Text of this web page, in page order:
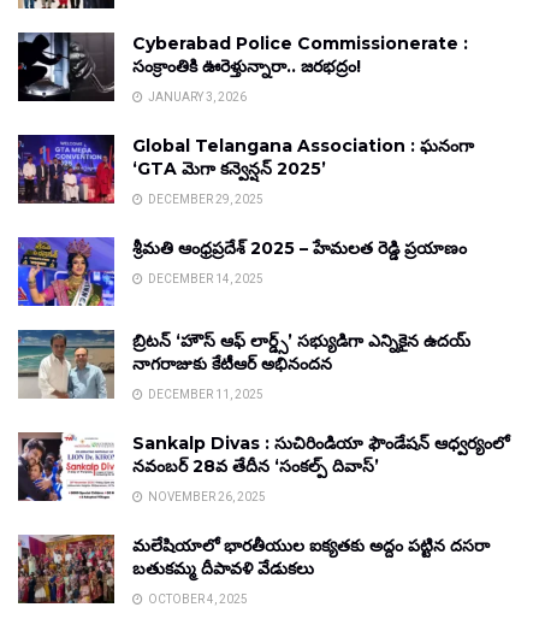
Cyberabad Police Commissionerate :
సంక్రాంతికి ఊరెళ్తున్నారా.. జరభద్రం!
JANUARY 3, 2026
Global Telangana Association : ఘనంగా
‘GTA మెగా కన్వెన్షన్ 2025’
DECEMBER 29, 2025
శ్రీమతి ఆంధ్రప్రదేశ్ 2025 – హేమలత రెడ్డి ప్రయాణం
DECEMBER 14, 2025
బ్రిటన్ ‘హౌస్ ఆఫ్ లార్డ్స్’ సభ్యుడిగా ఎన్నికైన ఉదయ్
నాగరాజుకు కేటీఆర్ అభినందన
DECEMBER 11, 2025
Sankalp Divas : సుచిరిండియా ఫౌండేషన్ ఆధ్వర్యంలో
నవంబర్ 28వ తేదీన ‘సంకల్ప్ దివాస్’
NOVEMBER 26, 2025
మలేషియాలో భారతీయుల ఐక్యతకు అద్దం పట్టిన దసరా
బతుకమ్మ దీపావళి వేడుకలు
OCTOBER 4, 2025